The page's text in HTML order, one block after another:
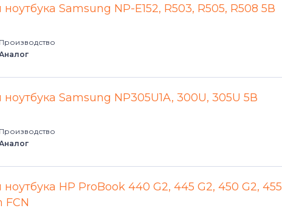
Samsung NP-E152, R503, R505, R508 5В
Производство
Samsung NP305U1A, 300U, 305U 5В
Производство
HP ProBook 440 G2, 445 G2, 450 G2, 455
FCN